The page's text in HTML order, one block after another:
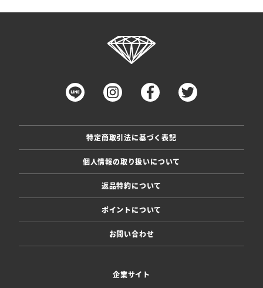
特定商取引法に基づく表記
個人情報の取り扱いについて
返品特約について
ポイントについて
お問い合わせ
企業サイト